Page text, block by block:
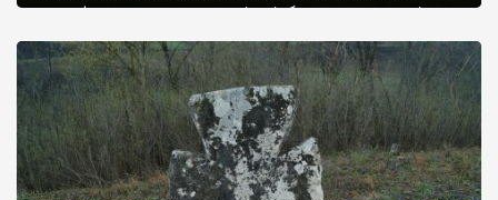
рельєфне пано, яке показує жінку і яблуню, а трохи далі, десь
не видно, але видно дві стареньких колії у траві – […]